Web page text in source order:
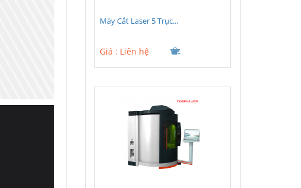
Máy Cắt Laser 5 Trục...
Giá : Liên hệ